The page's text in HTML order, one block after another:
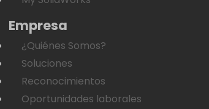
Empresa
¿Quiénes Somos?
Soluciones
Reconocimientos
Oportunidades laborales